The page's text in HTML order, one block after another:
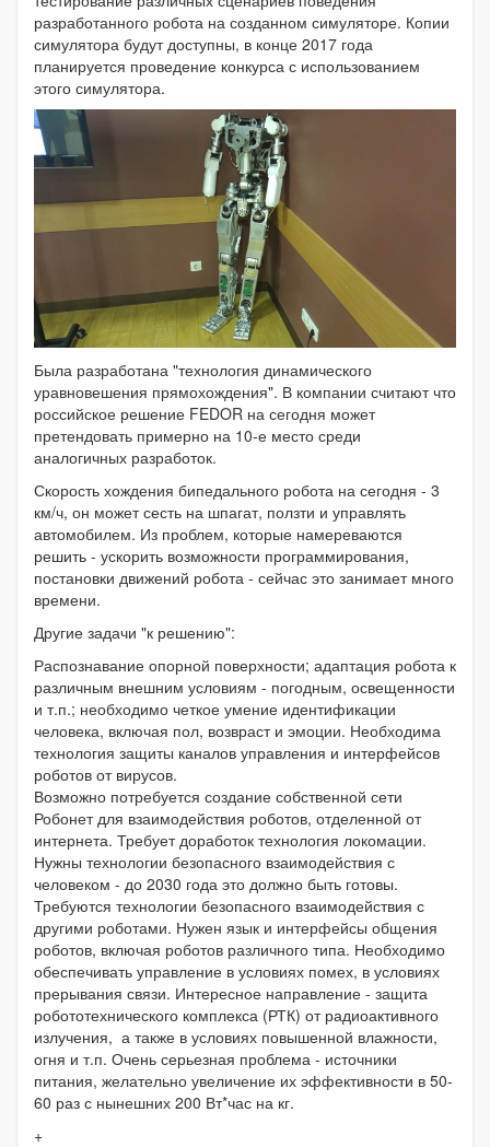
разработанного робота на созданном симуляторе. Копии
симулятора будут доступны, в конце 2017 года
планируется проведение конкурса с использованием
этого симулятора.
Была разработана "технология динамического
уравновешения прямохождения". В компании считают что
российское решение FEDOR на сегодня может
претендовать примерно на 10-е место среди
аналогичных разработок.
Скорость хождения бипедального робота на сегодня - 3
км/ч, он может сесть на шпагат, ползти и управлять
автомобилем. Из проблем, которые намереваются
решить - ускорить возможности программирования,
постановки движений робота - сейчас это занимает много
времени.
Другие задачи "к решению":
Распознавание опорной поверхности; адаптация робота к
различным внешним условиям - погодным, освещенности
и т.п.; необходимо четкое умение идентификации
человека, включая пол, возвраст и эмоции. Необходима
технология защиты каналов управления и интерфейсов
роботов от вирусов.
Возможно потребуется создание собственной сети
Робонет для взаимодействия роботов, отделенной от
интернета. Требует доработок технология локомации.
Нужны технологии безопасного взаимодействия с
человеком - до 2030 года это должно быть готовы.
Требуются технологии безопасного взаимодействия с
другими роботами. Нужен язык и интерфейсы общения
роботов, включая роботов различного типа. Необходимо
обеспечивать управление в условиях помех, в условиях
прерывания связи. Интересное направление - защита
робототехнического комплекса (РТК) от радиоактивного
излучения, а также в условиях повышенной влажности,
огня и т.п. Очень серьезная проблема - источники
питания, желательно увеличение их эффективности в 50-
60 раз с нынешних 200 Вт*час на кг.
+